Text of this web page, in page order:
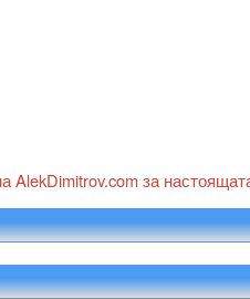
AlekDimitrov.com за